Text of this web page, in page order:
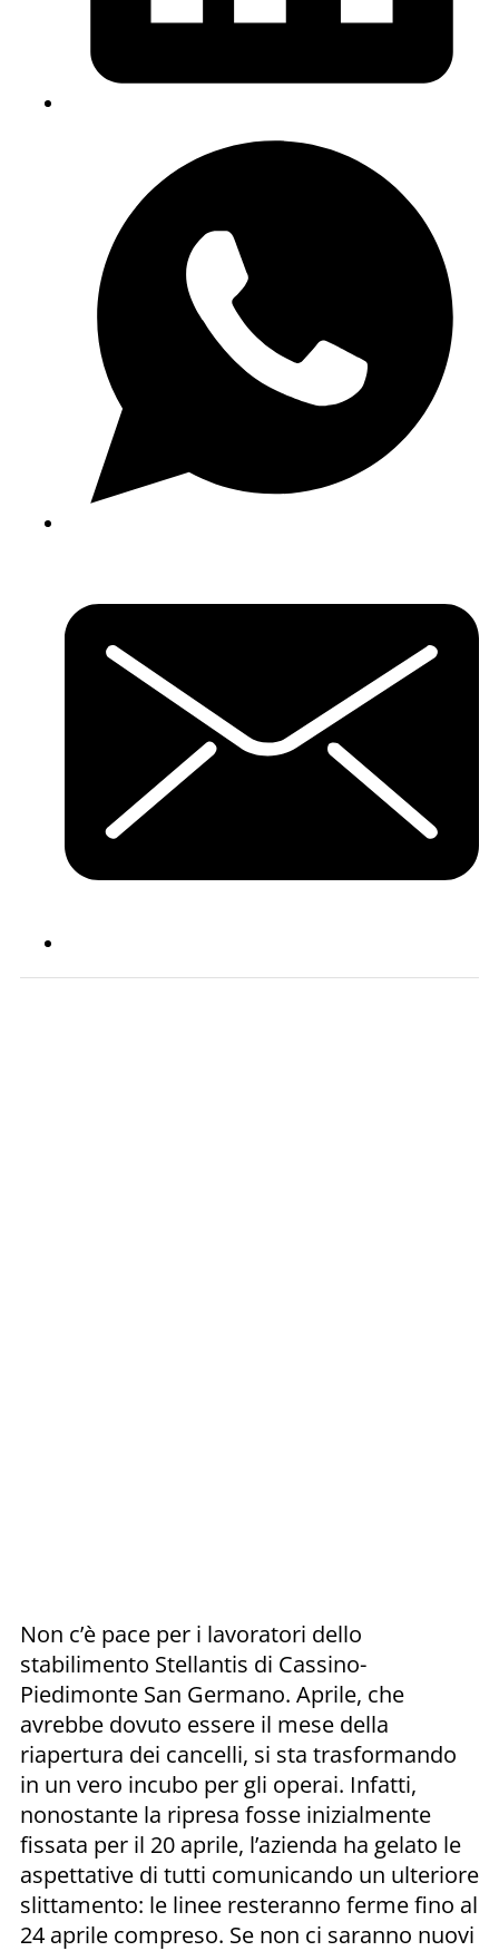
Non c’è pace per i lavoratori dello
stabilimento Stellantis di Cassino-
Piedimonte San Germano. Aprile, che
avrebbe dovuto essere il mese della
riapertura dei cancelli, si sta trasformando
in un vero incubo per gli operai. Infatti,
nonostante la ripresa fosse inizialmente
fissata per il 20 aprile, l’azienda ha gelato le
aspettative di tutti comunicando un ulteriore
slittamento: le linee resteranno ferme fino al
24 aprile compreso. Se non ci saranno nuovi